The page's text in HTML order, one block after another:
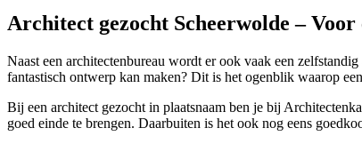
Architect gezocht Scheerwolde – Voor
Naast een architectenbureau wordt er ook vaak een
fantastisch ontwerp kan maken? Dit is het ogenblik waarop
Bij een architect gezocht in plaatsnaam ben je bij
goed einde te brengen. Daarbuiten is het ook nog eens